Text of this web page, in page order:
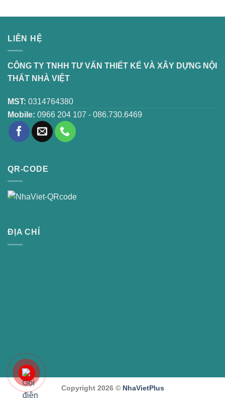
LIÊN HỆ
CÔNG TY TNHH TƯ VẤN THIẾT KẾ VÀ XÂY DỰNG NỘI
THẤT NHÀ VIỆT
MST: 0314764380
Mobile: 0966 204 107 - 086.730.6469
QR-CODE
ĐỊA CHỈ
Copyright 2026 © NhaVietPlus